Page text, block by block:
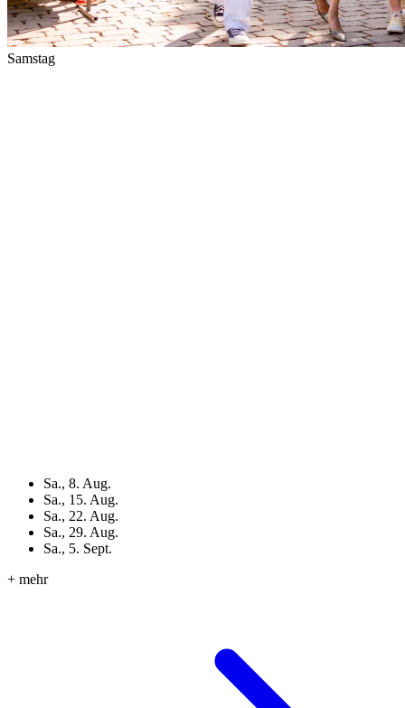
Samstag
Sa., 8. Aug.
Sa., 15. Aug.
Sa., 22. Aug.
Sa., 29. Aug.
Sa., 5. Sept.
+ mehr